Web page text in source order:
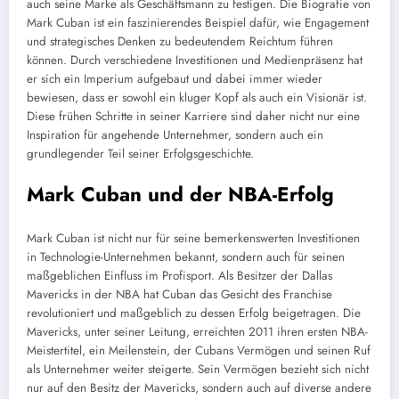
auch seine Marke als Geschäftsmann zu festigen. Die Biografie von
Mark Cuban ist ein faszinierendes Beispiel dafür, wie Engagement
und strategisches Denken zu bedeutendem Reichtum führen
können. Durch verschiedene Investitionen und Medienpräsenz hat
er sich ein Imperium aufgebaut und dabei immer wieder
bewiesen, dass er sowohl ein kluger Kopf als auch ein Visionär ist.
Diese frühen Schritte in seiner Karriere sind daher nicht nur eine
Inspiration für angehende Unternehmer, sondern auch ein
grundlegender Teil seiner Erfolgsgeschichte.
Mark Cuban und der NBA-Erfolg
Mark Cuban ist nicht nur für seine bemerkenswerten Investitionen
in Technologie-Unternehmen bekannt, sondern auch für seinen
maßgeblichen Einfluss im Profisport. Als Besitzer der Dallas
Mavericks in der NBA hat Cuban das Gesicht des Franchise
revolutioniert und maßgeblich zu dessen Erfolg beigetragen. Die
Mavericks, unter seiner Leitung, erreichten 2011 ihren ersten NBA-
Meistertitel, ein Meilenstein, der Cubans Vermögen und seinen Ruf
als Unternehmer weiter steigerte. Sein Vermögen bezieht sich nicht
nur auf den Besitz der Mavericks, sondern auch auf diverse andere